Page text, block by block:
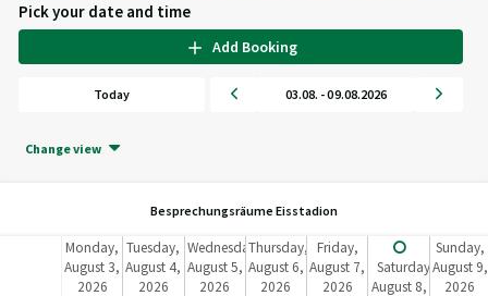
Pick your date and time
Add Booking
Today 03.08. - 09.08.2026
Change view
Besprechungsräume Eisstadion
Monday,
August 3,
2026
Tuesday,
August 4,
2026
Wednesday,
August 5,
2026
Thursday,
August 6,
2026
Friday,
August 7,
2026
Saturday,
August 8,
Sunday,
August 9,
2026